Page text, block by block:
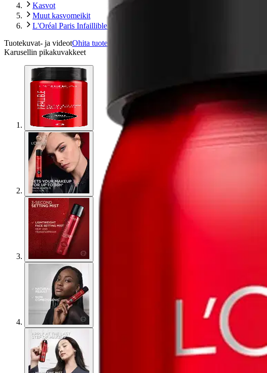
Kasvot
Muut kasvomeikit
L'Oréal Paris Infaillible 3-Second Setting Mist meikinkiinnityssuihke 75ml
Tuotekuvat- ja videotOhita tuotekuvat
Karusellin pikakuvakkeet